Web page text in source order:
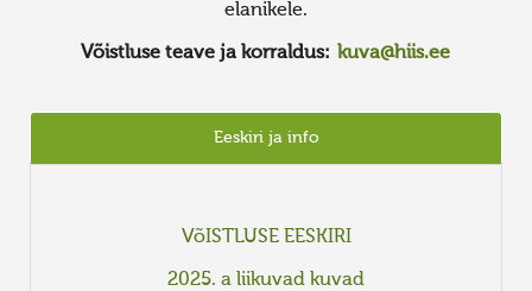
elanikele.
Võistluse teave ja korraldus: kuva@hiis.ee
Eeskiri ja info
VõISTLUSE EESKIRI
2025. a liikuvad kuvad